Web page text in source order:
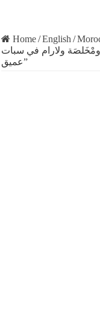
Home/English /
ومْخَلصَة ولارام في سبات
عميق”